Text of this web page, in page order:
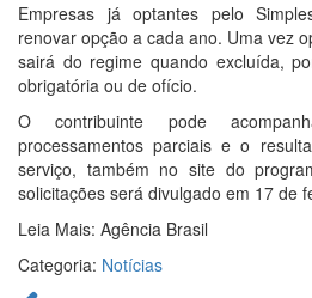
Empresas já optantes pelo
renovar opção a cada ano. Uma vez
sairá do regime quando excluída,
obrigatória ou de ofício.
O contribuinte pode
processamentos parciais e o
serviço, também no site do
solicitações será divulgado em 17 de
Leia Mais: Agência Brasil
Categoria: Notícias